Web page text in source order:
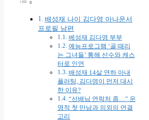
배성재 나이 김다영 아나운서
프로필 남편
베성재 김다영 부부
예능프로그램 ‘골 때리
는 그녀들’ 통해 선수와 캐스
터로 인연
배성재 14살 연하 아내
플러팅, 김다영이 먼저 대시
한 이유?
“선배님 연락처 좀…” 운
명적 첫 만남과 의외의 연결
고리